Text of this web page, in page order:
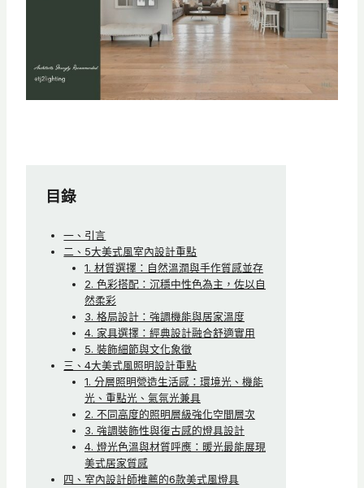
目錄
一、引言
二、5大美式風室內設計重點
1. 材質選擇：自然溫潤與手作質感並存
2. 色彩搭配：沉穩中性色為主，佐以自
然柔彩
3. 格局設計：強調機能與居家溫度
4. 家具選擇：經典設計融合舒適實用
5. 裝飾細節與文化象徵
三、4大美式風照明設計重點
1. 分層照明營造生活感：環境光、機能
光、重點光、氣氛光兼具
2. 不同高度的照明層級強化空間層次
3. 強調裝飾性與復古感的燈具設計
4. 燈光色溫與材質呼應：暖光最能展現
美式居家質感
四、室內設計師推薦的6款美式風燈具